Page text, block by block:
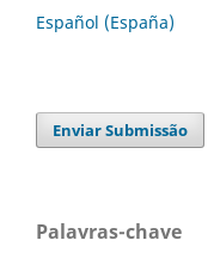
Español (España)
Enviar Submissão
Palavras-chave